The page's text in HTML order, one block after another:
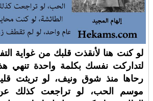
لو كنت هنا لأنقذت قلبك من غواية
لتداركت نفسك بكلمة واحدة تنهي
رحاها منذ شوق ونيف، لو تريثت
موسم الحب، لو تراجعت كذلك عن